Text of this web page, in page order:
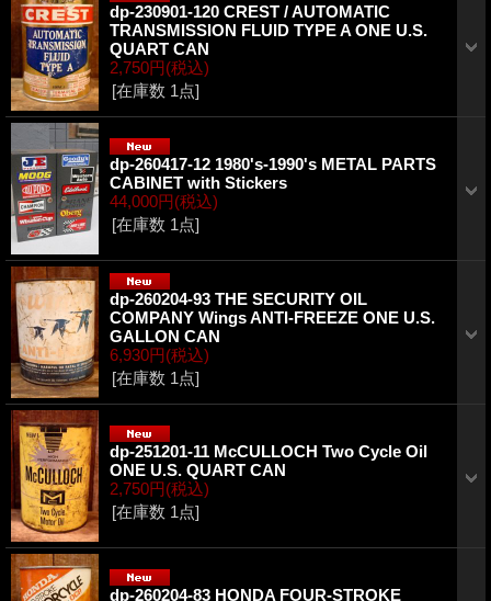
dp-230901-120 CREST / AUTOMATIC
TRANSMISSION FLUID TYPE A ONE U.S.
QUART CAN
2,750円(税込)
[在庫数 1点]
dp-260417-12 1980's-1990's METAL PARTS
CABINET with Stickers
44,000円(税込)
[在庫数 1点]
dp-260204-93 THE SECURITY OIL
COMPANY Wings ANTI-FREEZE ONE U.S.
GALLON CAN
6,930円(税込)
[在庫数 1点]
dp-251201-11 McCULLOCH Two Cycle Oil
ONE U.S. QUART CAN
2,750円(税込)
[在庫数 1点]
dp-260204-83 HONDA FOUR-STROKE